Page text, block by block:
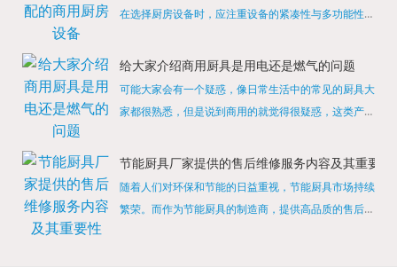
在选择厨房设备时，应注重设备的紧凑性与多功能性。
烹饪设备，既能节省空间，又能满足多样化的烹饪需
给大家介绍商用厨具是用电还是燃气的问题
可能大家会有一个疑惑，像日常生活中的常见的厨具大
家都很熟悉，但是说到商用的就觉得很疑惑，这类产品
店用的就是商用的吗?还真别说，真被大家猜对了，这
节能厨具厂家提供的售后维修服务内容及其重要性
随着人们对环保和节能的日益重视，节能厨具市场持续
繁荣。而作为节能厨具的制造商，提供高品质的售后维